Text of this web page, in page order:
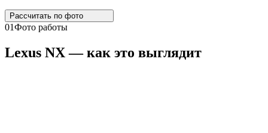
Рассчитать по фото
01Фото работы
Lexus NX— как это выглядит